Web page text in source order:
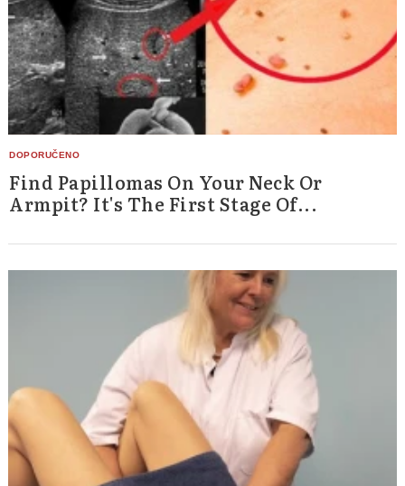
Find Papillomas On Your Neck Or
Armpit? It's The First Stage Of...